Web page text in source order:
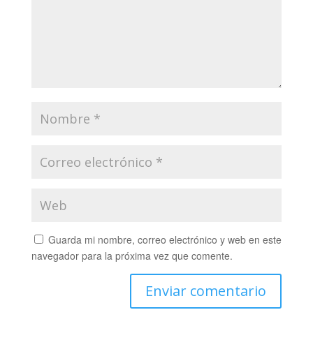
Guarda mi nombre, correo electrónico y web en este
navegador para la próxima vez que comente.